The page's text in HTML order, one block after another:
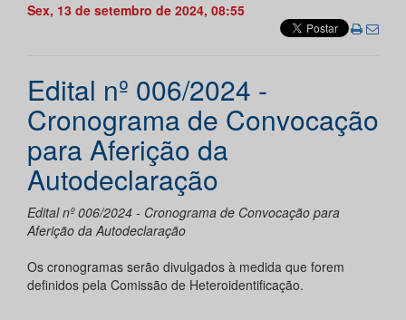
Sex, 13 de setembro de 2024, 08:55
Edital nº 006/2024 -
Cronograma de Convocação
para Aferição da
Autodeclaração
Edital nº 006/2024 - Cronograma de Convocação para
Aferição da Autodeclaração
Os cronogramas serão divulgados à medida que forem
definidos pela Comissão de Heteroidentificação.